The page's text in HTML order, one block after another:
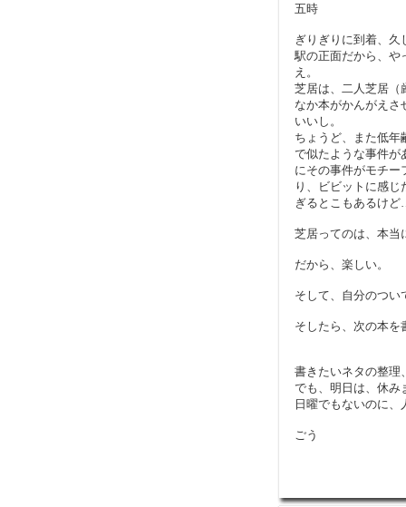
五時
ぎりぎりに到着、
駅の正面だから、や
え。
芝居は、二人芝居（
なか本がかんがえさ
いいし。
ちょうど、また低年
で似たような事件が
にその事件がモチー
り、ビビットに感
ぎるとこもあるけ
芝居ってのは、本当
だから、楽しい。
そして、自分のつい
そしたら、次の本を
書きたいネタの整理
でも、明日は、休み
日曜でもないのに、
ごう